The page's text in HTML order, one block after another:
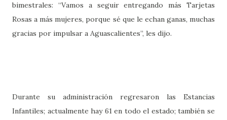
bimestrales: “Vamos a seguir entregando más Tarjetas
Rosas a más mujeres, porque sé que le echan ganas, muchas
gracias por impulsar a Aguascalientes”, les dijo.
Durante su administración regresaron las Estancias
Infantiles; actualmente hay 61 en todo el estado; también se